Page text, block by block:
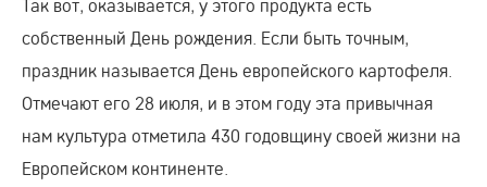
собственный День рождения. Если быть точным,
праздник называется День европейского картофеля.
Отмечают его 28 июля, и в этом году эта привычная
нам культура отметила 430 годовщину своей жизни на
Европейском континенте.